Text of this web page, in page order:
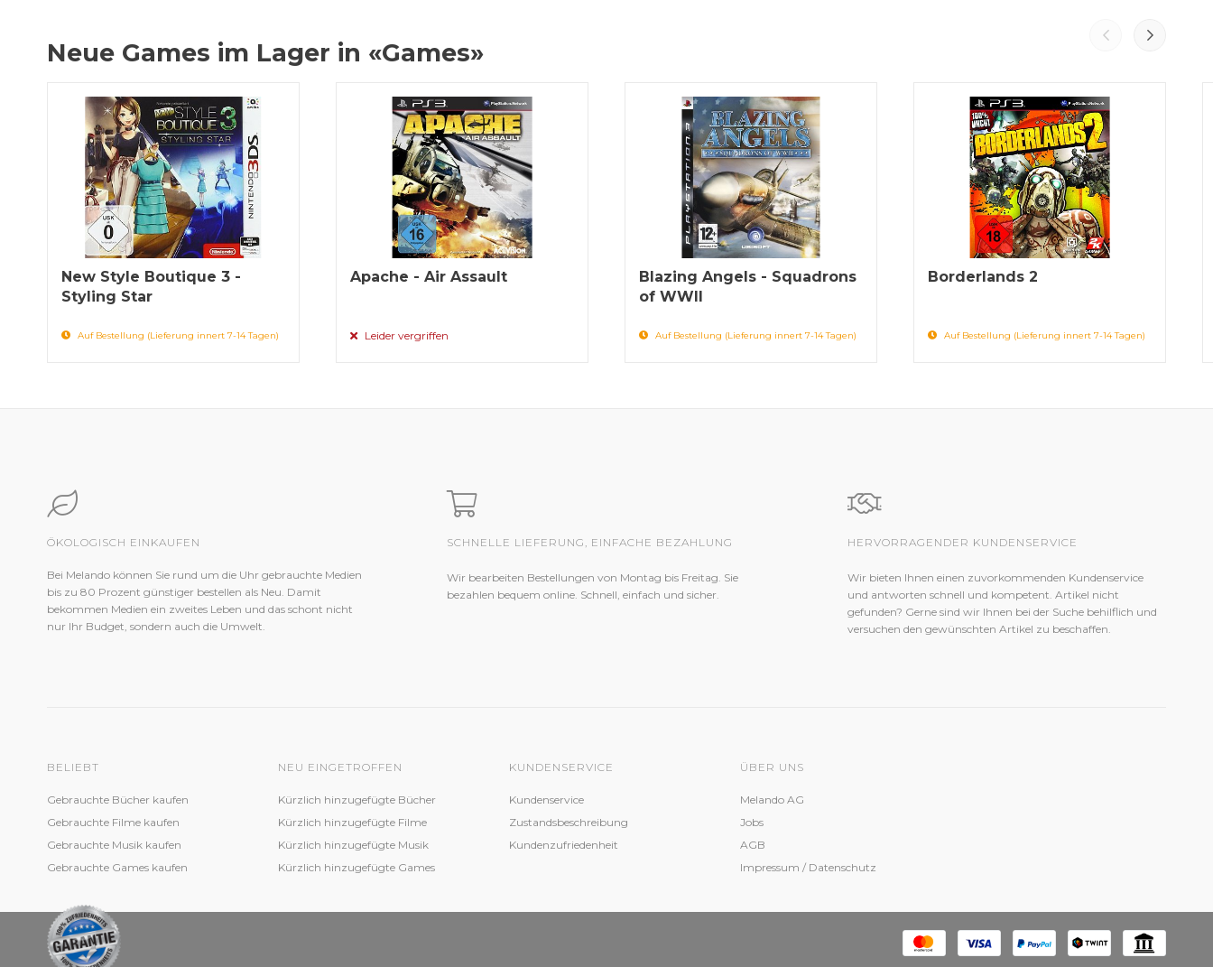
Neue Games im Lager in «Games»
New Style Boutique 3 -
Styling Star
Auf Bestellung (Lieferung innert 7-14 Tagen)
Apache - Air Assault
Leider vergriffen
Blazing Angels - Squadrons
of WWII
Auf Bestellung (Lieferung innert 7-14 Tagen)
Borderlands 2
Auf Bestellung (Lieferung innert 7-14 Tagen)
ÖKOLOGISCH EINKAUFEN
Bei Melando können Sie rund um die Uhr gebrauchte Medien
bis zu 80 Prozent günstiger bestellen als Neu. Damit
bekommen Medien ein zweites Leben und das schont nicht
nur Ihr Budget, sondern auch die Umwelt.
SCHNELLE LIEFERUNG, EINFACHE BEZAHLUNG
Wir bearbeiten Bestellungen von Montag bis Freitag. Sie
bezahlen bequem online. Schnell, einfach und sicher.
HERVORRAGENDER KUNDENSERVICE
Wir bieten Ihnen einen zuvorkommenden Kundenservice
und antworten schnell und kompetent. Artikel nicht
gefunden? Gerne sind wir Ihnen bei der Suche behilflich und
versuchen den gewünschten Artikel zu beschaffen.
BELIEBT
Gebrauchte Bücher kaufen
Gebrauchte Filme kaufen
Gebrauchte Musik kaufen
Gebrauchte Games kaufen
NEU EINGETROFFEN
Kürzlich hinzugefügte Bücher
Kürzlich hinzugefügte Filme
Kürzlich hinzugefügte Musik
Kürzlich hinzugefügte Games
KUNDENSERVICE
Kundenservice
Zustandsbeschreibung
Kundenzufriedenheit
ÜBER UNS
Melando AG
Jobs
AGB
Impressum / Datenschutz